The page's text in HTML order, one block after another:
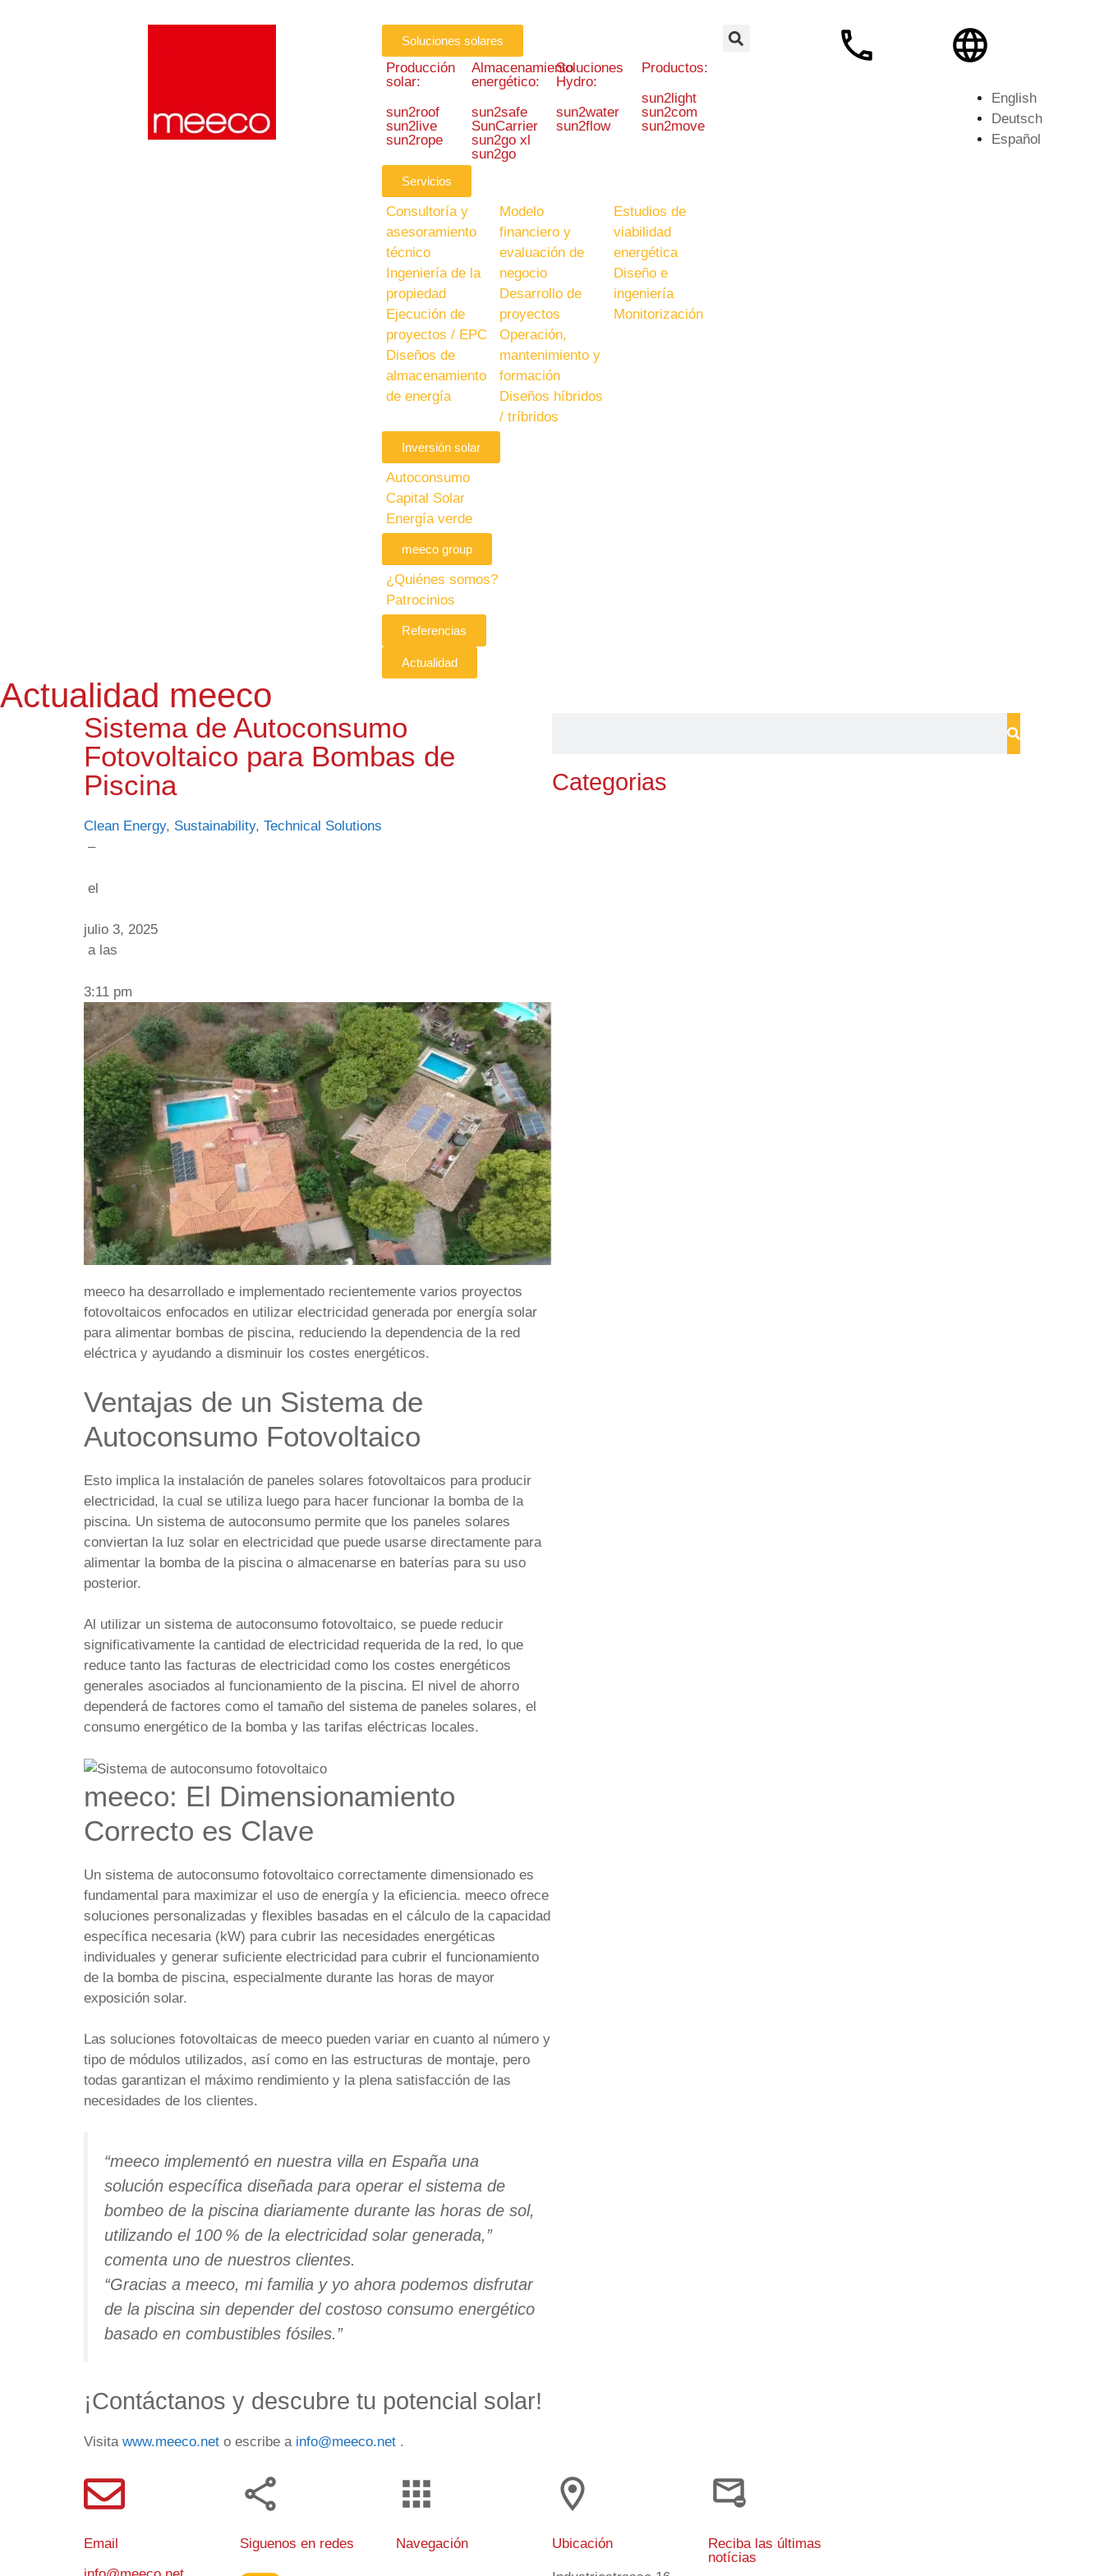
Soluciones solares
Producción
solar:
sun2roof
sun2live
sun2rope
Almacenamiento
energético:
sun2safe
SunCarrier
sun2go xl
sun2go
Soluciones
Hydro:
sun2water
sun2flow
Productos:
sun2light
sun2com
sun2move
Servicios
Consultoría y
asesoramiento
técnico
Ingeniería de la
propiedad
Ejecución de
proyectos / EPC
Diseños de
almacenamiento
de energía
Modelo
financiero y
evaluación de
negocio
Desarrollo de
proyectos
Operación,
mantenimiento y
formación
Diseños híbridos
/ tríbridos
Estudios de
viabilidad
energética
Diseño e
ingeniería
Monitorización
Inversión solar
Autoconsumo
Capital Solar
Energía verde
meeco group
¿Quiénes somos?
Patrocinios
Referencias
Actualidad
English
Deutsch
Español
Actualidad meeco
Sistema de Autoconsumo
Fotovoltaico para Bombas de
Piscina
Clean Energy, Sustainability, Technical Solutions
–
el
julio 3, 2025
a las
3:11 pm
meeco ha desarrollado e implementado recientemente varios proyectos
fotovoltaicos enfocados en utilizar electricidad generada por energía solar
para alimentar bombas de piscina, reduciendo la dependencia de la red
eléctrica y ayudando a disminuir los costes energéticos.
Ventajas de un Sistema de
Autoconsumo Fotovoltaico
Esto implica la instalación de paneles solares fotovoltaicos para producir
electricidad, la cual se utiliza luego para hacer funcionar la bomba de la
piscina. Un sistema de autoconsumo permite que los paneles solares
conviertan la luz solar en electricidad que puede usarse directamente para
alimentar la bomba de la piscina o almacenarse en baterías para su uso
posterior.
Al utilizar un sistema de autoconsumo fotovoltaico, se puede reducir
significativamente la cantidad de electricidad requerida de la red, lo que
reduce tanto las facturas de electricidad como los costes energéticos
generales asociados al funcionamiento de la piscina. El nivel de ahorro
dependerá de factores como el tamaño del sistema de paneles solares, el
consumo energético de la bomba y las tarifas eléctricas locales.
meeco: El Dimensionamiento
Correcto es Clave
Un sistema de autoconsumo fotovoltaico correctamente dimensionado es
fundamental para maximizar el uso de energía y la eficiencia. meeco ofrece
soluciones personalizadas y flexibles basadas en el cálculo de la capacidad
específica necesaria (kW) para cubrir las necesidades energéticas
individuales y generar suficiente electricidad para cubrir el funcionamiento
de la bomba de piscina, especialmente durante las horas de mayor
exposición solar.
Las soluciones fotovoltaicas de meeco pueden variar en cuanto al número y
tipo de módulos utilizados, así como en las estructuras de montaje, pero
todas garantizan el máximo rendimiento y la plena satisfacción de las
necesidades de los clientes.
“meeco implementó en nuestra villa en España una
solución específica diseñada para operar el sistema de
bombeo de la piscina diariamente durante las horas de sol,
utilizando el 100 % de la electricidad solar generada,”
comenta uno de nuestros clientes.
“Gracias a meeco, mi familia y yo ahora podemos disfrutar
de la piscina sin depender del costoso consumo energético
basado en combustibles fósiles.”
¡Contáctanos y descubre tu potencial solar!
Visita www.meeco.net o escribe a info@meeco.net .
Categorias
Email
Siguenos en redes Navegación Ubicación
Reciba las últimas
notícias